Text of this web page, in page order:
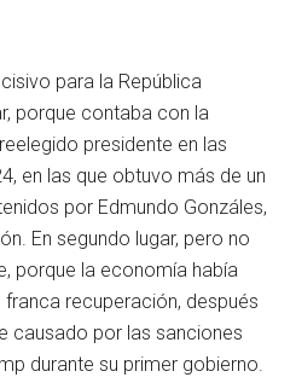
para la República
porque contaba con la
presidente en las
en las que obtuvo más de un
por Edmundo Gonzáles,
En segundo lugar, pero no
porque la economía había
recuperación, después
causado por las sanciones
durante su primer gobierno.